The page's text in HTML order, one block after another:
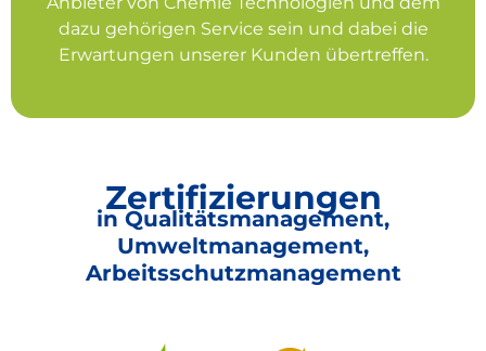
dazu gehörigen Service sein und dabei die
Erwartungen unserer Kunden übertreffen.
Zertifizierungen
in Qualitätsmanagement,
Umweltmanagement,
Arbeitsschutzmanagement